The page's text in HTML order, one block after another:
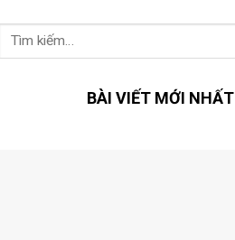
Tìm
BÀI VIẾT MỚI NHẤT